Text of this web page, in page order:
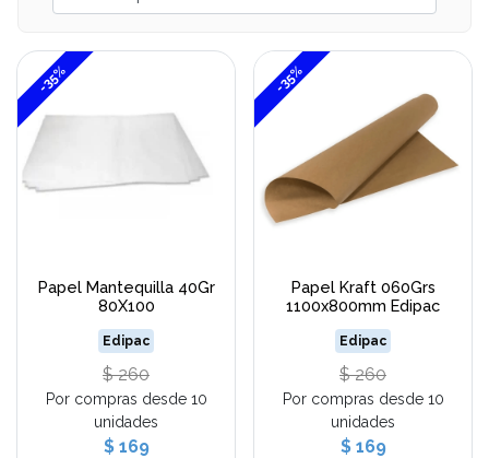
-35%
Papel Mantequilla 40Gr
80X100
Edipac
$ 260
Por compras desde 10
unidades
$ 169
-35%
Papel Kraft 060Grs
1100x800mm Edipac
Edipac
$ 260
Por compras desde 10
unidades
$ 169